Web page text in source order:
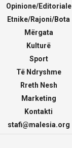
Opinione/Editoriale
Etnike/Rajoni/Bota
Mërgata
Kulturë
Sport
Të Ndryshme
Rreth Nesh
Marketing
Kontakti
stafi@malesia.org